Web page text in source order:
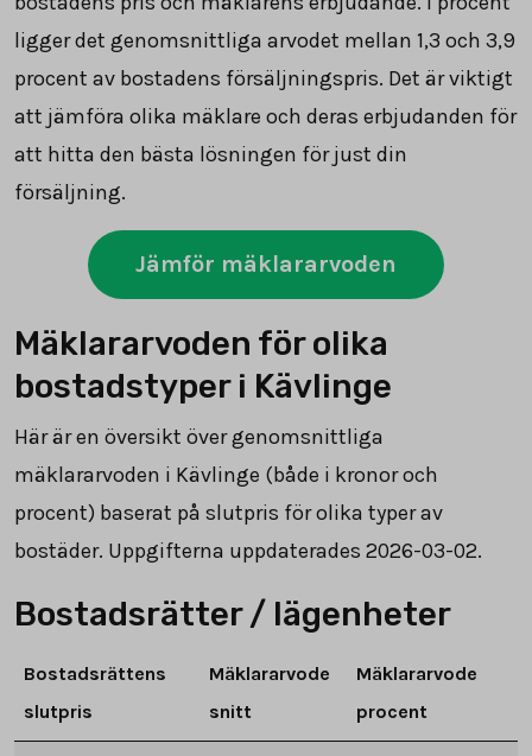
ligger det genomsnittliga arvodet mellan 1,3 och 3,9
procent av bostadens försäljningspris. Det är viktigt
att jämföra olika mäklare och deras erbjudanden för
att hitta den bästa lösningen för just din
försäljning.
Jämför mäklararvoden
Mäklararvoden för olika
bostadstyper i Kävlinge
Här är en översikt över genomsnittliga
mäklararvoden i Kävlinge (både i kronor och
procent) baserat på slutpris för olika typer av
bostäder. Uppgifterna uppdaterades 2026-03-02.
Bostadsrätter / lägenheter
Bostadsrättens
slutpris
Mäklararvode
snitt
Mäklararvode
procent